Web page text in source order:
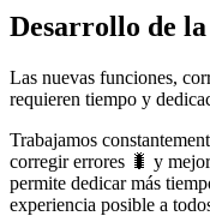
Desarrollo de
Las nuevas funciones,
requieren tiempo y
Trabajamos
corregir errores 🐛 y
permite dedicar más
experiencia posible a